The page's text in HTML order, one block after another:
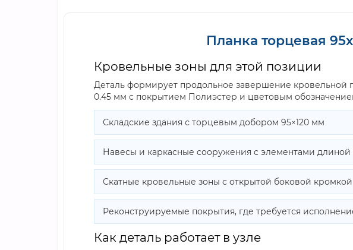
Планка торцевая
Кровельные зоны для этой позиции
Деталь формирует продольное завершение кровельной
0.45 мм с покрытием Полиэстер и цветовым
Складские здания с торцевым добором 95×120 мм
Навесы и каркасные сооружения с элементами
Скатные кровельные зоны с открытой боковой кромкой
Реконструируемые покрытия, где требуется
Как деталь работает в узле